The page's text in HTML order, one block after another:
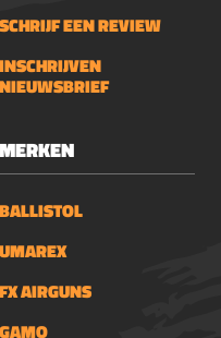
SCHRIJF EEN REVIEW
INSCHRIJVEN
NIEUWSBRIEF
MERKEN
BALLISTOL
UMAREX
FX AIRGUNS
GAMO